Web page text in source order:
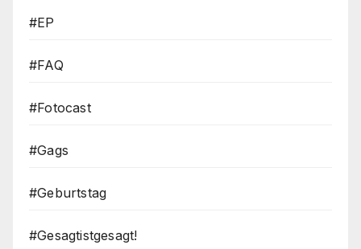
#EP
#FAQ
#Fotocast
#Gags
#Geburtstag
#Gesagtistgesagt!